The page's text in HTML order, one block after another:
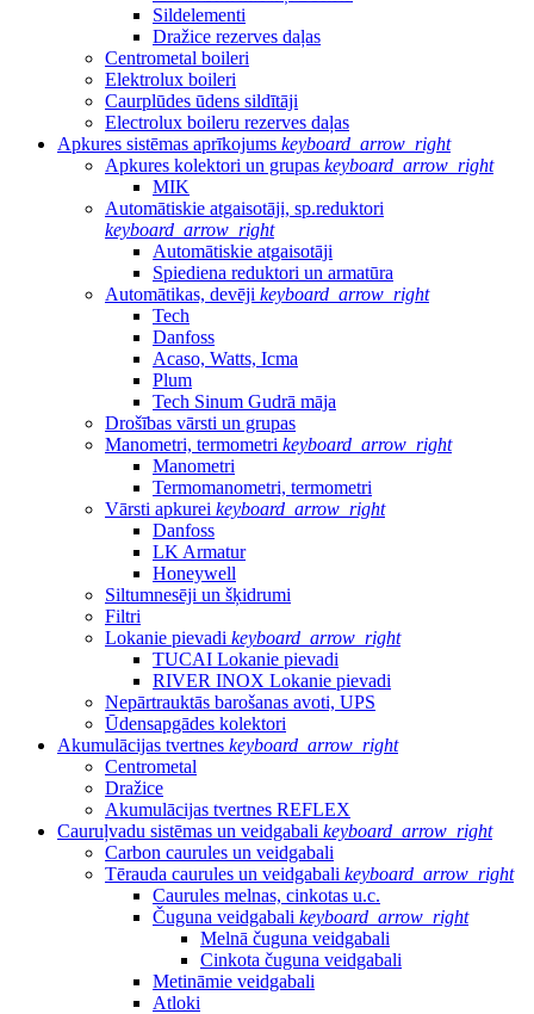
Sildelementi
Dražice rezerves daļas
Centrometal boileri
Elektrolux boileri
Caurplūdes ūdens sildītāji
Electrolux boileru rezerves daļas
Apkures sistēmas aprīkojums keyboard_arrow_right
Apkures kolektori un grupas keyboard_arrow_right
MIK
Automātiskie atgaisotāji, sp.reduktori
keyboard_arrow_right
Automātiskie atgaisotāji
Spiediena reduktori un armatūra
Automātikas, devēji keyboard_arrow_right
Tech
Danfoss
Acaso, Watts, Icma
Plum
Tech Sinum Gudrā māja
Drošības vārsti un grupas
Manometri, termometri keyboard_arrow_right
Manometri
Termomanometri, termometri
Vārsti apkurei keyboard_arrow_right
Danfoss
LK Armatur
Honeywell
Siltumnesēji un šķidrumi
Filtri
Lokanie pievadi keyboard_arrow_right
TUCAI Lokanie pievadi
RIVER INOX Lokanie pievadi
Nepārtrauktās barošanas avoti, UPS
Ūdensapgādes kolektori
Akumulācijas tvertnes keyboard_arrow_right
Centrometal
Dražice
Akumulācijas tvertnes REFLEX
Cauruļvadu sistēmas un veidgabali keyboard_arrow_right
Carbon caurules un veidgabali
Tērauda caurules un veidgabali keyboard_arrow_right
Caurules melnas, cinkotas u.c.
Čuguna veidgabali keyboard_arrow_right
Melnā čuguna veidgabali
Cinkota čuguna veidgabali
Metināmie veidgabali
Atloki